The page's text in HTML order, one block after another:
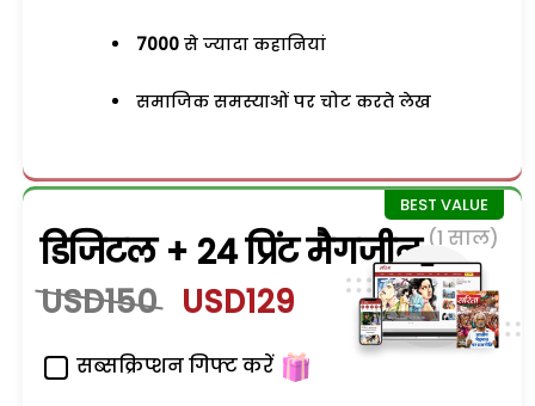
7000 से ज्यादा कहानियां
समाजिक समस्याओं पर चोट करते लेख
डिजिटल + 24 प्रिंट मैगजीन (1 साल)
USD150 USD129
सब्सक्रिप्शन गिफ्ट करें